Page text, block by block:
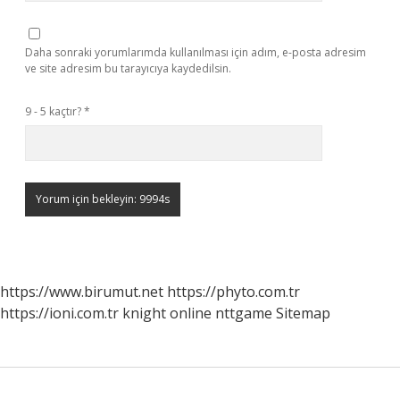
Daha sonraki yorumlarımda kullanılması için adım, e-posta adresim
ve site adresim bu tarayıcıya kaydedilsin.
9 - 5 kaçtır?*
https://www.birumut.net https://phyto.com.tr
https://ioni.com.tr knight online nttgame Sitemap